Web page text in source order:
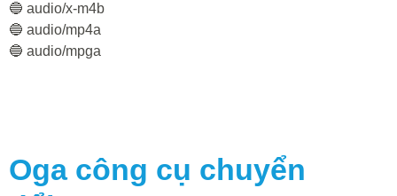
🔵 audio/x-m4b
🔵 audio/mp4a
🔵 audio/mpga
Oga công cụ chuyển